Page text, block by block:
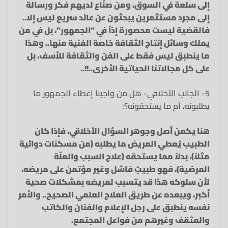
إلى سلعة في السوق، ومن صنّاع لديهم فكر ورسالة
إلى مجرد مستثمرين يبحثون عن عائد سريع ليس إلا..
فالقضية ليست محصورة إذاً في “الجمهور”، بل في من
يملك وسائل إنتاج الثقافة خاصة الفنية منها.. وهذا
ما ينطبق ليس فقط على الفن والثقافة للأسف، بل
على كل مجالاتنا الحياتية الأخرى..!!..
5- الجانب الأخلاقي- هل من واجبنا إعطاء الجمهور ما
يطلبونه، أم ما يستحقونه؟:
هنا يكمن أصل وجوهر السؤال الأخلاقي، فإذا كان
الطبيب يُعطي المريض ما يطلبه (من مسكنات دوائية
مثلاً)، بدلاً مما يستحقه (علاج السبب والعلّة
المرضية)، فهو طبيبٌ فاشل وغير مؤتمن على مريضه،
لأن سلوكه هذا قد يتسبب لمريضه بمشكلات صحية
أكبر، ويبعده عن طريق العلاج العلمي الصحيح.. والأمر
نفسه ينطبق على رجل الإعلام والفنان والكاتب
والمثقف وغيرهم من فواعل المجتمع.